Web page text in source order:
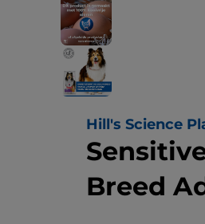
Hill's Science
Breed